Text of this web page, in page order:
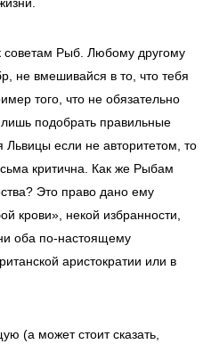
советам Рыб. Любому другому
не вмешивайся в то, что тебя
того, что не обязательно
подобрать правильные
если не авторитетом, то
критична. Как же Рыбам
Это право дано ему
крови», некой избранности,
оба по-настоящему
аристократии или в
(а может стоит сказать,